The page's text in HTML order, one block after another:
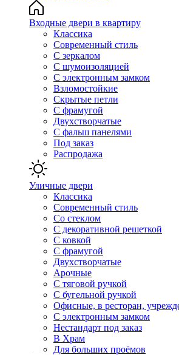
Входные двери в квартиру
Классика
Современный стиль
С зеркалом
С шумоизоляцией
С электронным замком
Взломостойкие
Скрытые петли
С фрамугой
Двухстворчатые
С фальш панелями
Под заказ
Распродажа
Уличные двери
Классика
Современный стиль
Со стеклом
С декоративной решеткой
С ковкой
С фрамугой
Двухстворчатые
Арочные
С тяговой ручкой
С бугельной ручкой
Офисные, в ресторан,
С электронным замком
Нестандарт под заказ
В Храм
Для больших проёмов